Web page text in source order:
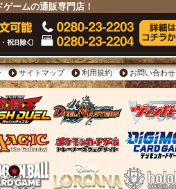
ームの通販専門店！
サイトマップ 利用規約 お問い合わせ